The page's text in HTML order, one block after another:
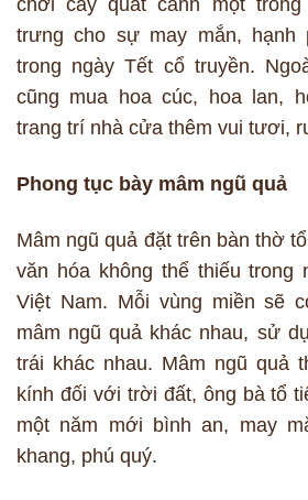
chơi cây quất cảnh một
trưng cho sự may mắn, hạnh
trong ngày Tết cổ truyền.
cũng mua hoa cúc, hoa lan,
trang trí nhà cửa thêm vui tươi,
Phong tục bày mâm ngũ quả
Mâm ngũ quả đặt trên bàn thờ
văn hóa không thể thiếu trong
Việt Nam. Mỗi vùng miền sẽ
mâm ngũ quả khác nhau, sử
trái khác nhau. Mâm ngũ quả
kính đối với trời đất, ông bà tổ
một năm mới bình an, may
khang, phú quý.